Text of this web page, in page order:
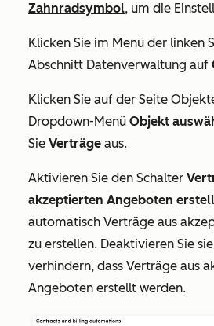
Zahnradsymbol, um die
Klicken Sie im Menü der linken
Abschnitt Datenverwaltung auf
Klicken Sie auf der Seite
Dropdown-Menü Objekt
Sie Verträge aus.
Aktivieren Sie den Schalter
akzeptierten Angeboten
automatisch Verträge aus
zu erstellen. Deaktivieren Sie
verhindern, dass Verträge aus
Angeboten erstellt werden.